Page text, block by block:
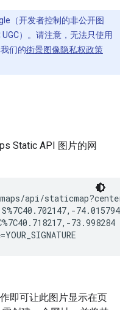
（开发者控制的非公开图
）。请注意，无法只使用
们的街景图像隐私权政策
Static API 图片的网
api/
73.998284
即可让此图片显示在页